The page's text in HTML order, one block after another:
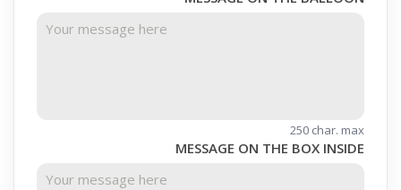
250 char. max
MESSAGE ON THE BOX INSIDE